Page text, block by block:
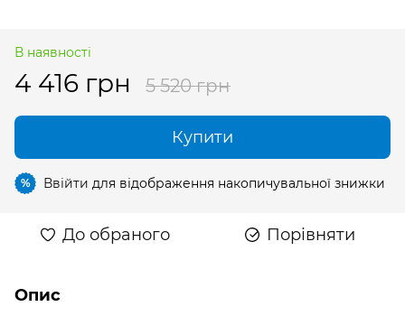
В наявності
4 416 грн 5 520 грн
Купити
% Ввійти для відображення накопичувальної знижки
До обраного Порівняти
Опис